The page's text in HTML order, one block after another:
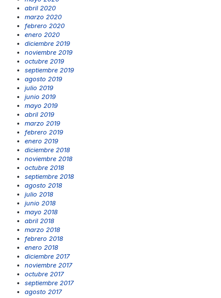
abril 2020
marzo 2020
febrero 2020
enero 2020
diciembre 2019
noviembre 2019
octubre 2019
septiembre 2019
agosto 2019
julio 2019
junio 2019
mayo 2019
abril 2019
marzo 2019
febrero 2019
enero 2019
diciembre 2018
noviembre 2018
octubre 2018
septiembre 2018
agosto 2018
julio 2018
junio 2018
mayo 2018
abril 2018
marzo 2018
febrero 2018
enero 2018
diciembre 2017
noviembre 2017
octubre 2017
septiembre 2017
agosto 2017